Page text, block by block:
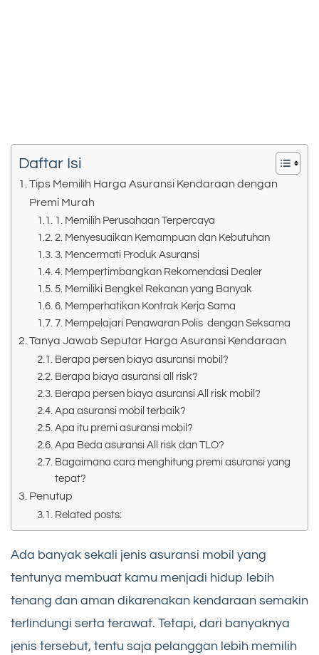
Daftar Isi
Tips Memilih Harga Asuransi Kendaraan dengan
Premi Murah
1. Memilih Perusahaan Terpercaya
2. Menyesuaikan Kemampuan dan Kebutuhan
3. Mencermati Produk Asuransi
4. Mempertimbangkan Rekomendasi Dealer
5. Memiliki Bengkel Rekanan yang Banyak
6. Memperhatikan Kontrak Kerja Sama
7. Mempelajari Penawaran Polis dengan Seksama
Tanya Jawab Seputar Harga Asuransi Kendaraan
Berapa persen biaya asuransi mobil?
Berapa biaya asuransi all risk?
Berapa persen biaya asuransi All risk mobil?
Apa asuransi mobil terbaik?
Apa itu premi asuransi mobil?
Apa Beda asuransi All risk dan TLO?
Bagaimana cara menghitung premi asuransi yang
tepat?
Penutup
Related posts:
Ada banyak sekali jenis asuransi mobil yang
tentunya membuat kamu menjadi hidup lebih
tenang dan aman dikarenakan kendaraan semakin
terlindungi serta terawat. Tetapi, dari banyaknya
jenis tersebut, tentu saja pelanggan lebih memilih